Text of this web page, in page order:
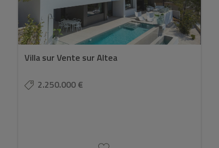
Villa sur Vente sur Altea
2.250.000 €